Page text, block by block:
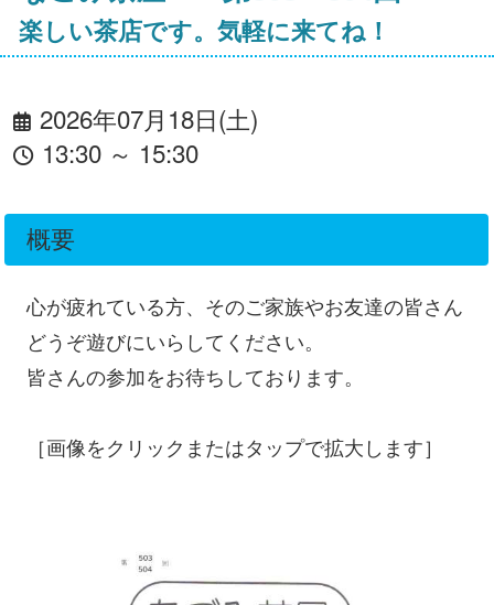
楽しい茶店です。気軽に来てね！
2026年07月18日(土)
13:30 ～ 15:30
概要
心が疲れている方、そのご家族やお友達の皆さん
どうぞ遊びにいらしてください。
皆さんの参加をお待ちしております。
［画像をクリックまたはタップで拡大します］